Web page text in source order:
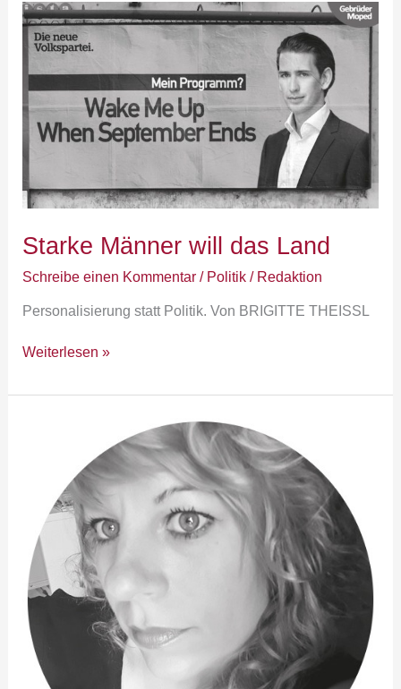
Starke Männer will das Land
Schreibe einen Kommentar / Politik / Redaktion
Personalisierung statt Politik. Von BRIGITTE THEISSL
Starke
Männer
will
Weiterlesen »
Kampfansage